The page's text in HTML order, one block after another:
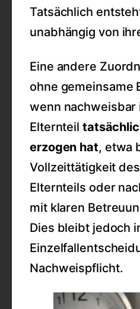
Tatsächlich
unabhängig von
Eine andere
ohne gemeinsame
wenn nachweisbar
Elternteil
erzogen hat, etwa
Vollzeittätigkeit
Elternteils oder
mit klaren
Dies bleibt jedoch
Nachweispflicht.